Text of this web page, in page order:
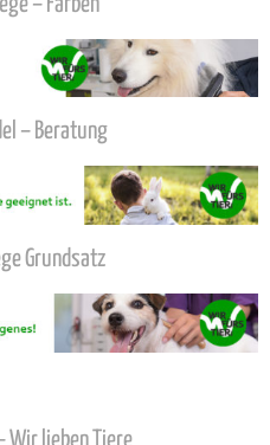
– Beratung
Grundsatz